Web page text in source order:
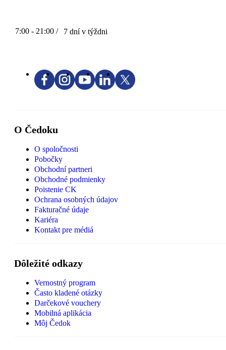
7:00 - 21:00 / 7 dní v týždni
O Čedoku
O spoločnosti
Pobočky
Obchodní partneri
Obchodné podmienky
Poistenie CK
Ochrana osobných údajov
Fakturačné údaje
Kariéra
Kontakt pre médiá
Dôležité odkazy
Vernostný program
Často kladené otázky
Darčekové vouchery
Mobilná aplikácia
Môj Čedok